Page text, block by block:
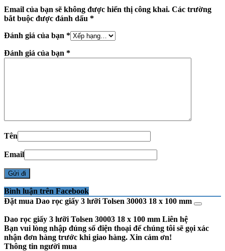
Email của bạn sẽ không được hiển thị công khai. Các trường
bắt buộc được đánh dấu *
Đánh giá của bạn *
Đánh giá của bạn *
Tên
Email
Bình luận trên Facebook
Đặt mua Dao rọc giấy 3 lưỡi Tolsen 30003 18 x 100 mm
Dao rọc giấy 3 lưỡi Tolsen 30003 18 x 100 mm Liên hệ
Bạn vui lòng nhập đúng số điện thoại để chúng tôi sẽ gọi xác
nhận đơn hàng trước khi giao hàng. Xin cảm ơn!
Thông tin người mua